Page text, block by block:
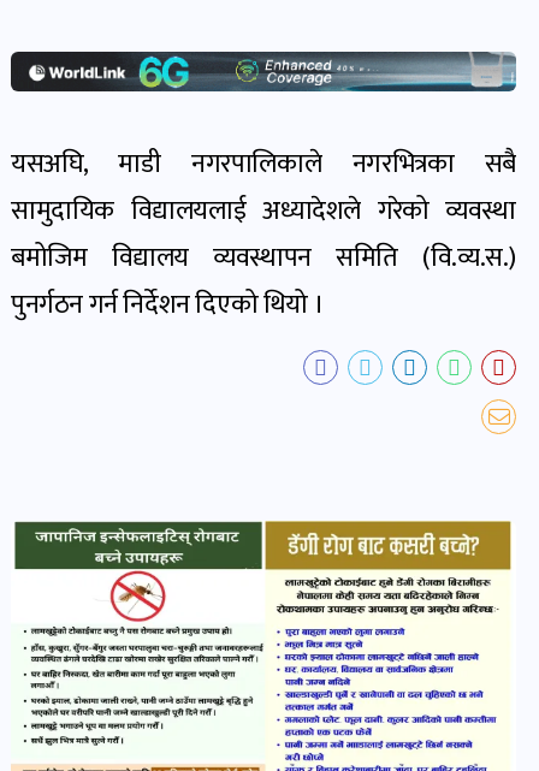
स्वास्थ्य
खबर
प्रवास
खबर
वन-
कला-
साहित्य
पोष्ट
यसअघि, माडी नगरपालिकाले नगरभित्रका सबै
सामुदायिक विद्यालयलाई अध्यादेशले गरेको व्यवस्था
बमोजिम विद्यालय व्यवस्थापन समिति (वि.व्य.स.)
पुनर्गठन गर्न निर्देशन दिएको थियो ।